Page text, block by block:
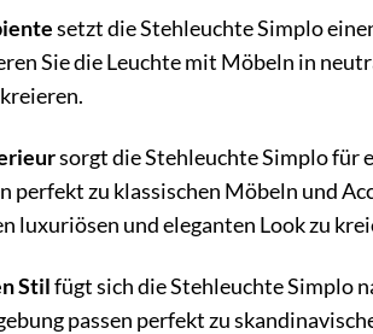
setzt die Stehleuchte Simplo
Sie die Leuchte mit Möbeln in
sorgt die Stehleuchte Simplo für
perfekt zu klassischen Möbeln und
luxuriösen und eleganten Look zu
Stilfügt sich die Stehleuchte Simplo
passen perfekt zu